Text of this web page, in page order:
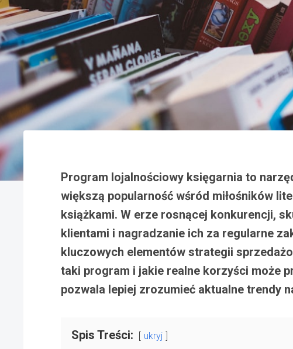
Program lojalnościowy księgarnia to
większą popularność wśród miłośników
książkami. W erze rosnącej konkurencji,
klientami i nagradzanie ich za regularne
kluczowych elementów strategii
taki program i jakie realne korzyści może
pozwala lepiej zrozumieć aktualne trendy
Spis Treści: ukryj